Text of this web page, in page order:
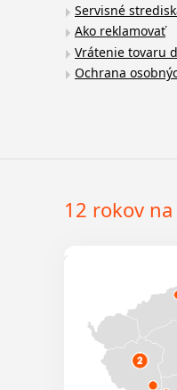
Servisné
Ako reklamovať
Vrátenie tovaru
Ochrana
12 rokov